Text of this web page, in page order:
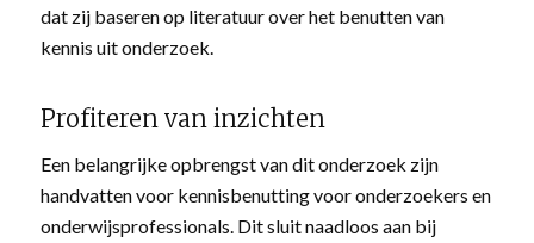
dat zij baseren op literatuur over het benutten van
kennis uit onderzoek.
Profiteren van inzichten
Een belangrijke opbrengst van dit onderzoek zijn
handvatten voor kennisbenutting voor onderzoekers en
onderwijsprofessionals. Dit sluit naadloos aan bij